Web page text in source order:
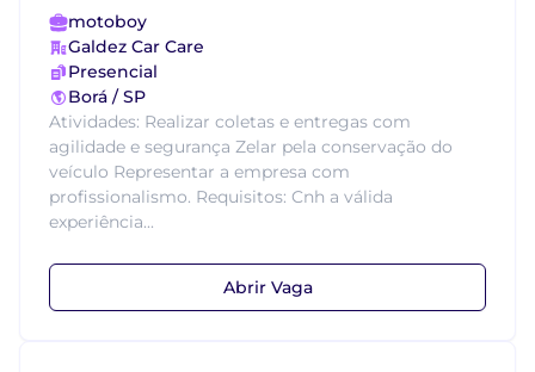
motoboy
Galdez Car Care
Presencial
Borá / SP
Atividades: Realizar coletas e entregas com
agilidade e segurança Zelar pela conservação do
veículo Representar a empresa com
profissionalismo. Requisitos: Cnh a válida
experiência...
Abrir Vaga